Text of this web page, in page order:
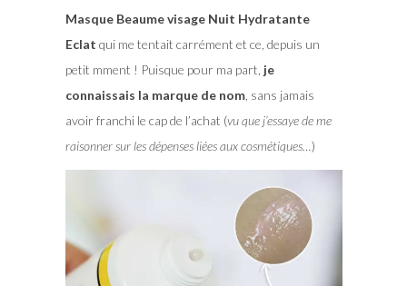
Masque Beaume visage Nuit Hydratante
Eclat qui me tentait carrément et ce, depuis un
petit mment ! Puisque pour ma part, je
connaissais la marque de nom, sans jamais
avoir franchi le cap de l’achat (vu que j’essaye de me
raisonner sur les dépenses liées aux cosmétiques…)